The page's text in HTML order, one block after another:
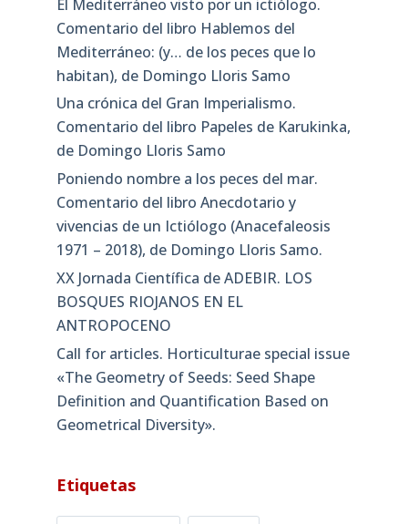
El Mediterráneo visto por un ictiólogo.
Comentario del libro Hablemos del
Mediterráneo: (y… de los peces que lo
habitan), de Domingo Lloris Samo
Una crónica del Gran Imperialismo.
Comentario del libro Papeles de Karukinka,
de Domingo Lloris Samo
Poniendo nombre a los peces del mar.
Comentario del libro Anecdotario y
vivencias de un Ictiólogo (Anacefaleosis
1971 – 2018), de Domingo Lloris Samo.
XX Jornada Científica de ADEBIR. LOS
BOSQUES RIOJANOS EN EL
ANTROPOCENO
Call for articles. Horticulturae special issue
«The Geometry of Seeds: Seed Shape
Definition and Quantification Based on
Geometrical Diversity»​.
Etiquetas